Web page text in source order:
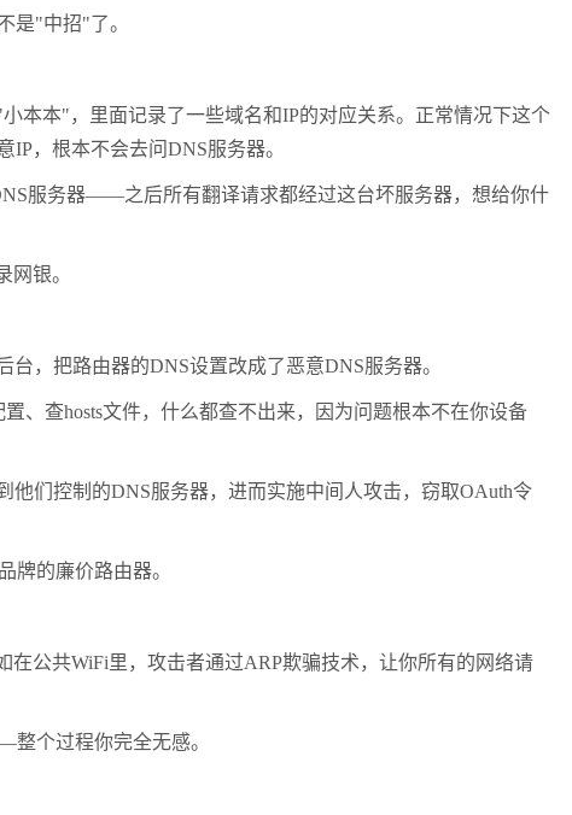
是"中招"了。
本"，里面记录了一些域名和IP的对应关系。正常情况下这个
IP，根本不会去问DNS服务器。
服务器——之后所有翻译请求都经过这台坏服务器，想给你什
银。
，把路由器的DNS设置改成了恶意DNS服务器。
查hosts文件，什么都查不出来，因为问题根本不在你设备
们控制的DNS服务器，进而实施中间人攻击，窃取OAuth令
的廉价路由器。
公共WiFi里，攻击者通过ARP欺骗技术，让你所有的网络请
个过程你完全无感。